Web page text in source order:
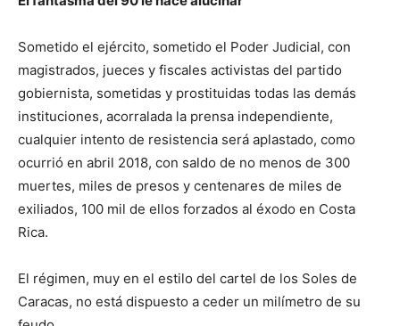
Sometido el ejército, sometido el Poder Judicial, con
magistrados, jueces y fiscales activistas del partido
gobiernista, sometidas y prostituidas todas las demás
instituciones, acorralada la prensa independiente,
cualquier intento de resistencia será aplastado, como
ocurrió en abril 2018, con saldo de no menos de 300
muertes, miles de presos y centenares de miles de
exiliados, 100 mil de ellos forzados al éxodo en Costa
Rica.
El régimen, muy en el estilo del cartel de los Soles de
Caracas, no está dispuesto a ceder un milímetro de su